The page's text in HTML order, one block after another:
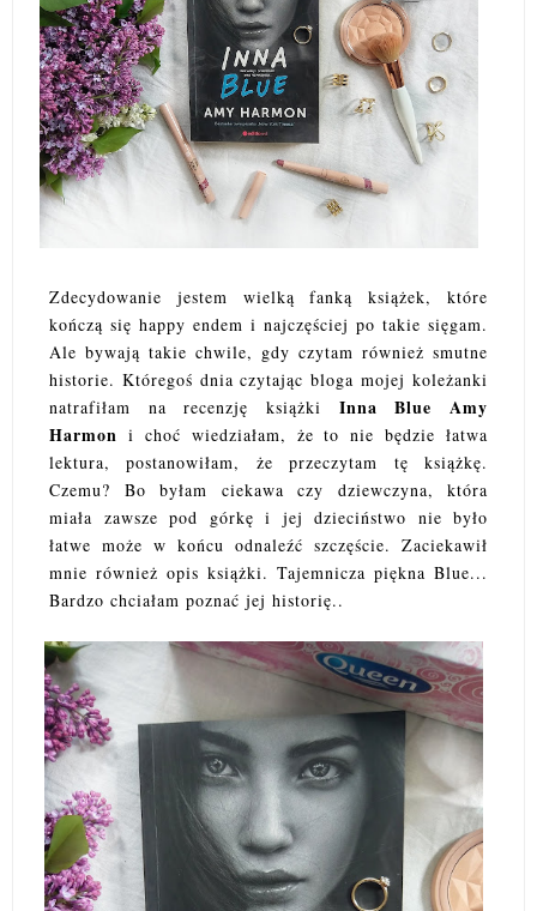
Zdecydowanie jestem wielką fanką książek, które
kończą się happy endem i najczęściej po takie sięgam.
Ale bywają takie chwile, gdy czytam również smutne
historie. Któregoś dnia czytając bloga mojej koleżanki
natrafiłam na recenzję książki Inna Blue Amy
Harmon i choć wiedziałam, że to nie będzie łatwa
lektura, postanowiłam, że przeczytam tę książkę.
Czemu? Bo byłam ciekawa czy dziewczyna, która
miała zawsze pod górkę i jej dzieciństwo nie było
łatwe może w końcu odnaleźć szczęście. Zaciekawił
mnie również opis książki. Tajemnicza piękna Blue...
Bardzo chciałam poznać jej historię..